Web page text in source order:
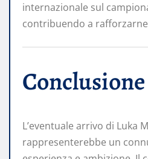
internazionale sul
contribuendo a rafforzarne
Conclusione
L’eventuale arrivo di Luka
rappresenterebbe un